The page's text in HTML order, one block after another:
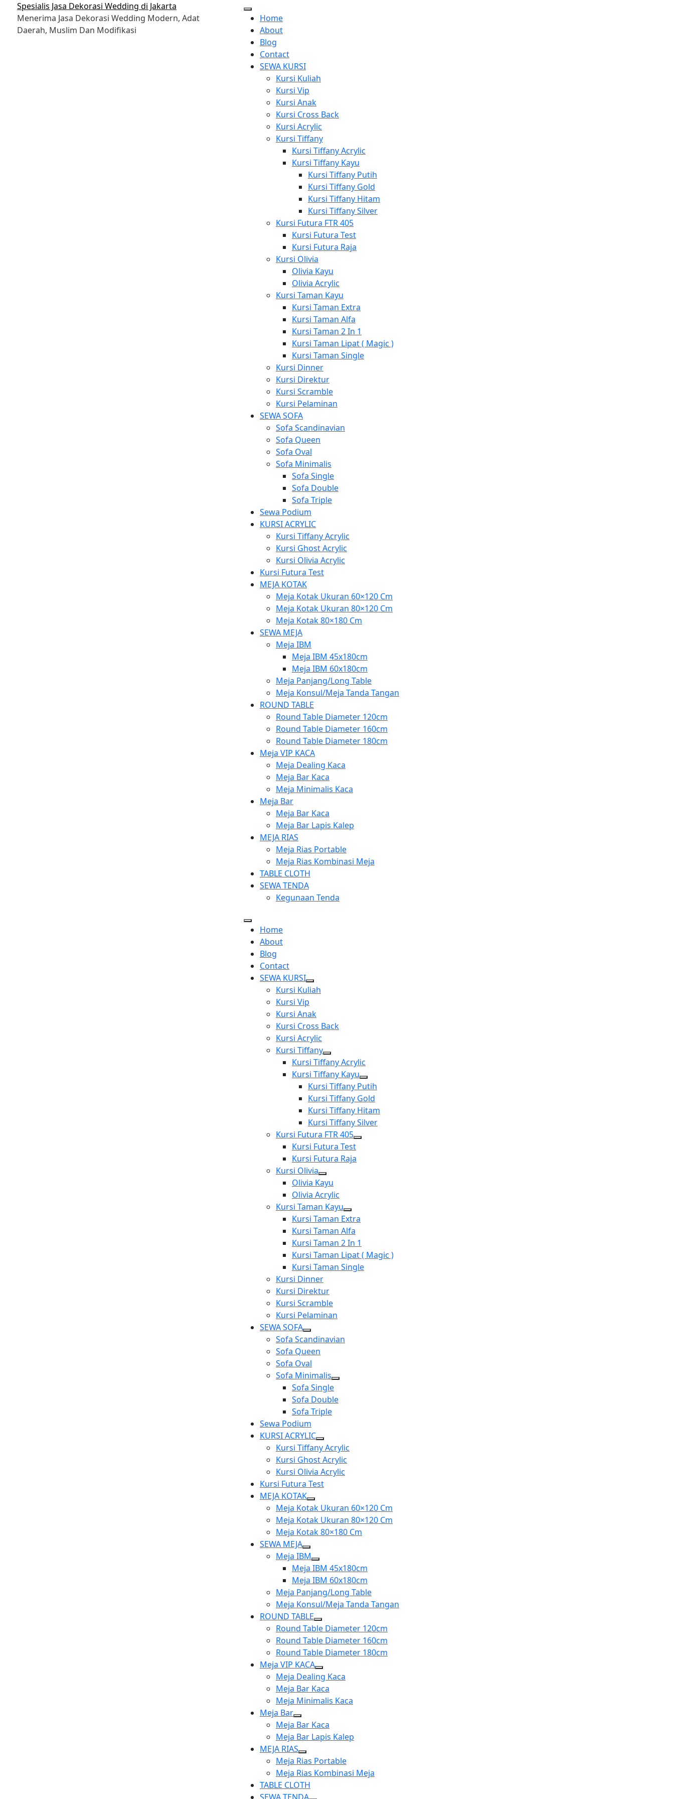
content
Spesialis Jasa Dekorasi Wedding di Jakarta
Menerima Jasa Dekorasi Wedding Modern, Adat
Daerah, Muslim Dan Modifikasi
Home
About
Blog
Contact
SEWA KURSI
Kursi Kuliah
Kursi Vip
Kursi Anak
Kursi Cross Back
Kursi Acrylic
Kursi Tiffany
Kursi Tiffany Acrylic
Kursi Tiffany Kayu
Kursi Tiffany Putih
Kursi Tiffany Gold
Kursi Tiffany Hitam
Kursi Tiffany Silver
Kursi Futura FTR 405
Kursi Futura Test
Kursi Futura Raja
Kursi Olivia
Olivia Kayu
Olivia Acrylic
Kursi Taman Kayu
Kursi Taman Extra
Kursi Taman Alfa
Kursi Taman 2 In 1
Kursi Taman Lipat ( Magic )
Kursi Taman Single
Kursi Dinner
Kursi Direktur
Kursi Scramble
Kursi Pelaminan
SEWA SOFA
Sofa Scandinavian
Sofa Queen
Sofa Oval
Sofa Minimalis
Sofa Single
Sofa Double
Sofa Triple
Sewa Podium
KURSI ACRYLIC
Kursi Tiffany Acrylic
Kursi Ghost Acrylic
Kursi Olivia Acrylic
Kursi Futura Test
MEJA KOTAK
Meja Kotak Ukuran 60×120 Cm
Meja Kotak Ukuran 80×120 Cm
Meja Kotak 80×180 Cm
SEWA MEJA
Meja IBM
Meja IBM 45x180cm
Meja IBM 60x180cm
Meja Panjang/Long Table
Meja Konsul/Meja Tanda Tangan
ROUND TABLE
Round Table Diameter 120cm
Round Table Diameter 160cm
Round Table Diameter 180cm
Meja VIP KACA
Meja Dealing Kaca
Meja Bar Kaca
Meja Minimalis Kaca
Meja Bar
Meja Bar Kaca
Meja Bar Lapis Kalep
MEJA RIAS
Meja Rias Portable
Meja Rias Kombinasi Meja
TABLE CLOTH
SEWA TENDA
Kegunaan Tenda
Home
About
Blog
Contact
SEWA KURSI
Show
menu
Kursi Kuliah
Kursi Vip
Kursi Anak
Kursi Cross Back
Kursi Acrylic
Kursi Tiffany
Show
sub
menu
Kursi Tiffany Acrylic
Kursi Tiffany Kayu
Show
sub
menu
Kursi Tiffany Putih
Kursi Tiffany Gold
Kursi Tiffany Hitam
Kursi Tiffany Silver
Kursi Futura FTR 405
Kursi Futura Test
Kursi Futura Raja
Kursi Olivia
Show
sub
menu
Olivia Kayu
Olivia Acrylic
Kursi Taman Kayu
Show
sub
menu
Kursi Taman Extra
Kursi Taman Alfa
Kursi Taman 2 In 1
Kursi Taman Lipat ( Magic )
Kursi Taman Single
Kursi Dinner
Kursi Direktur
Kursi Scramble
Kursi Pelaminan
SEWA SOFA
Show
sub
menu
Sofa Scandinavian
Sofa Queen
Sofa Oval
Sofa Minimalis
sub
Sofa Single
Sofa Double
Sofa Triple
Sewa Podium
KURSI ACRYLIC
Show
sub
menu
Kursi Tiffany Acrylic
Kursi Ghost Acrylic
Kursi Olivia Acrylic
Kursi Futura Test
MEJA KOTAK
Show
sub
menu
Meja Kotak Ukuran 60×120 Cm
Meja Kotak Ukuran 80×120 Cm
Meja Kotak 80×180 Cm
SEWA MEJA
Show
sub
menu
Meja IBM
Show
sub
menu
Meja IBM 45x180cm
Meja IBM 60x180cm
Meja Panjang/Long Table
Meja Konsul/Meja Tanda Tangan
ROUND TABLE
Show
sub
menu
Round Table Diameter 120cm
Round Table Diameter 160cm
Round Table Diameter 180cm
Meja VIP KACA
Show
sub
menu
Meja Dealing Kaca
Meja Bar Kaca
Meja Minimalis Kaca
Meja Bar
Show
sub
menu
Meja Bar Kaca
Meja Bar Lapis Kalep
MEJA RIAS
Show
sub
menu
Meja Rias Portable
Meja Rias Kombinasi Meja
TABLE CLOTH